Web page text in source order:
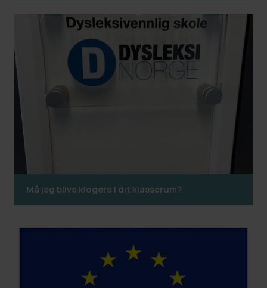
Må jeg blive klogere i dit klasserum?